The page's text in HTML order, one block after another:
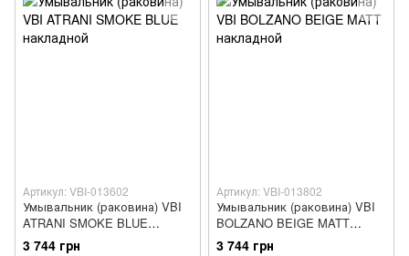
Артикул: VBI-013602
Умывальник (раковина) VBI
ATRANI SMOKE BLUE
накладной
3 744 грн
Артикул: VBI-013802
Умывальник (раковина) VBI
BOLZANO BEIGE MATT
накладной
3 744 грн